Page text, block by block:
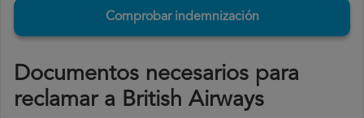
Comprobar indemnización
Documentos necesarios para
reclamar a British Airways